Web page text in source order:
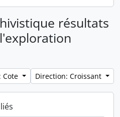
résultats
Cote Direction: Croissant